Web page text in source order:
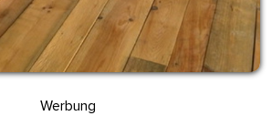
Werbung